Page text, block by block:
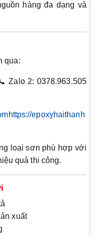
hàng đa dạng và
qua:
Zalo 2: 0378.963.505
https://epoxyhaithanh
loại sơn phù hợp với
quả thi công.
xuất